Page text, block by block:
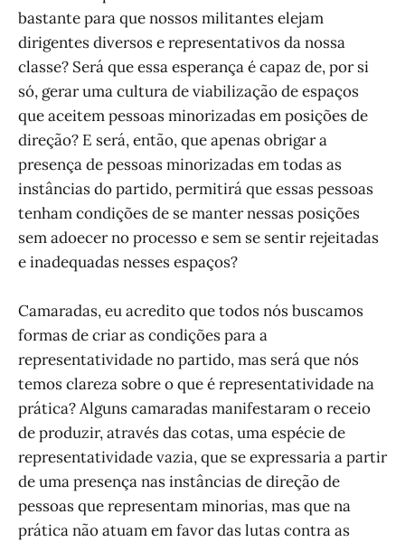
bastante para que nossos militantes elejam
dirigentes diversos e representativos da nossa
classe? Será que essa esperança é capaz de, por si
só, gerar uma cultura de viabilização de espaços
que aceitem pessoas minorizadas em posições de
direção? E será, então, que apenas obrigar a
presença de pessoas minorizadas em todas as
instâncias do partido, permitirá que essas pessoas
tenham condições de se manter nessas posições
sem adoecer no processo e sem se sentir rejeitadas
e inadequadas nesses espaços?
Camaradas, eu acredito que todos nós buscamos
formas de criar as condições para a
representatividade no partido, mas será que nós
temos clareza sobre o que é representatividade na
prática? Alguns camaradas manifestaram o receio
de produzir, através das cotas, uma espécie de
representatividade vazia, que se expressaria a partir
de uma presença nas instâncias de direção de
pessoas que representam minorias, mas que na
prática não atuam em favor das lutas contra as